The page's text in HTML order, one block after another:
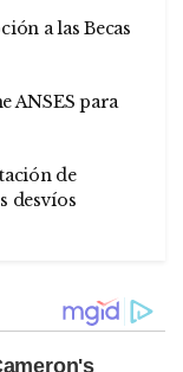
a las Becas
ANSES para
de
desvíos